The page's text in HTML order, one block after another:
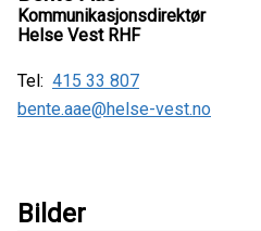
Kommunikasjonsdirektør
Helse Vest RHF
Tel: 415 33 807
bente.aae@helse-vest.no
Bilder